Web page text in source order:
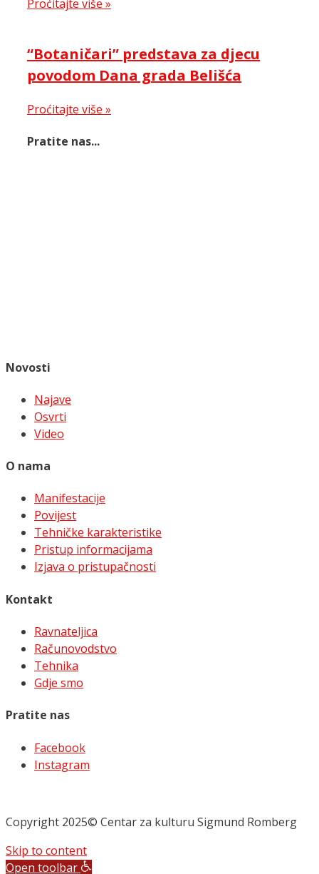
Proćitajte više »
“Botaničari” predstava za djecu
povodom Dana grada Belišća
Proćitajte više »
Pratite nas...
Novosti
Najave
Osvrti
Video
O nama
Manifestacije
Povijest
Tehničke karakteristike
Pristup informacijama
Izjava o pristupačnosti
Kontakt
Ravnateljica
Računovodstvo
Tehnika
Gdje smo
Pratite nas
Facebook
Instagram
Copyright 2025© Centar za kulturu Sigmund Romberg
Skip to content
Open toolbar